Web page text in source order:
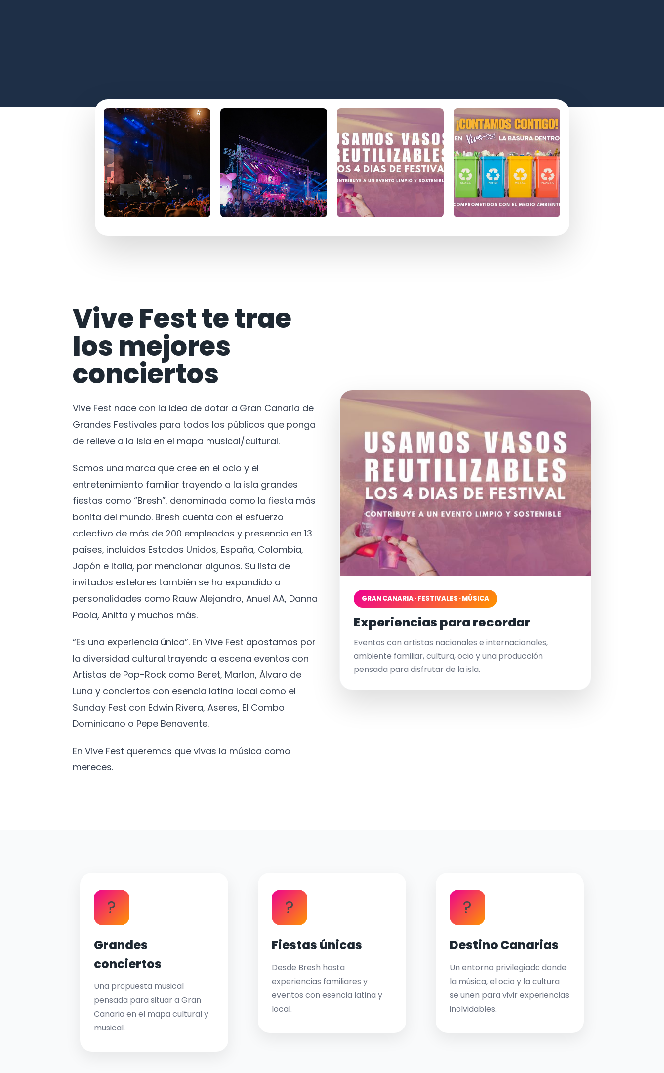
Vive Fest te trae
los mejores
conciertos
Vive Fest nace con la idea de dotar a Gran Canaria de
Grandes Festivales para todos los públicos que ponga
de relieve a la isla en el mapa musical/cultural.
Somos una marca que cree en el ocio y el
entretenimiento familiar trayendo a la isla grandes
fiestas como “Bresh”, denominada como la fiesta más
bonita del mundo. Bresh cuenta con el esfuerzo
colectivo de más de 200 empleados y presencia en 13
países, incluidos Estados Unidos, España, Colombia,
Japón e Italia, por mencionar algunos. Su lista de
invitados estelares también se ha expandido a
personalidades como Rauw Alejandro, Anuel AA, Danna
Paola, Anitta y muchos más.
“Es una experiencia única”. En Vive Fest apostamos por
la diversidad cultural trayendo a escena eventos con
Artistas de Pop-Rock como Beret, Marlon, Álvaro de
Luna y conciertos con esencia latina local como el
Sunday Fest con Edwin Rivera, Aseres, El Combo
Dominicano o Pepe Benavente.
En Vive Fest queremos que vivas la música como
mereces.
GRAN CANARIA · FESTIVALES · MÚSICA
Experiencias para recordar
Eventos con artistas nacionales e internacionales,
ambiente familiar, cultura, ocio y una producción
pensada para disfrutar de la isla.
?
Grandes
conciertos
Una propuesta musical
pensada para situar a Gran
Canaria en el mapa cultural y
musical.
?
Fiestas únicas
Desde Bresh hasta
experiencias familiares y
eventos con esencia latina y
local.
?
Destino Canarias
Un entorno privilegiado donde
la música, el ocio y la cultura
se unen para vivir experiencias
inolvidables.